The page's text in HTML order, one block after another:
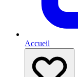
Accueil